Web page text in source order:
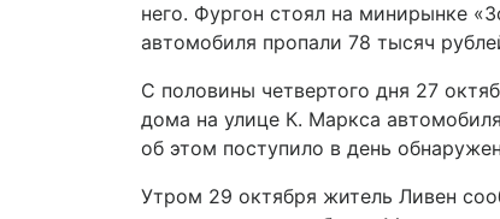
него. Фургон стоял на мини­рынке
автомобиля пропали 78 тысяч
С половины четвертого дня 27
дома на улице К. Маркса
об этом поступило в день
Утром 29 октября житель Ливен